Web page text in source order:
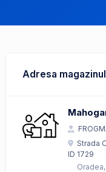
Adresa
Strada
ID 1729